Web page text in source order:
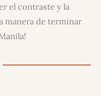
el contraste y la
manera de terminar